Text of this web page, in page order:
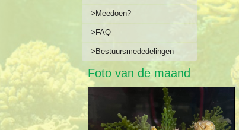
>Meedoen?
>FAQ
>Bestuursmededelingen
Foto van de maand